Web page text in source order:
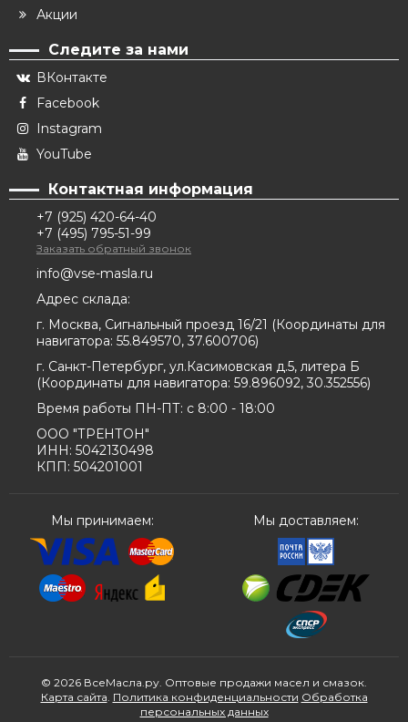
Акции
Следите за нами
ВКонтакте
Facebook
Instagram
YouTube
Контактная информация
+7 (925) 420-64-40
+7 (495) 795-51-99
Заказать обратный звонок
info@vse-masla.ru
Адрес склада:
г. Москва, Сигнальный проезд 16/21 (Координаты для
навигатора: 55.849570, 37.600706)
г. Санкт-Петербург, ул.Касимовская д.5, литера Б
(Координаты для навигатора: 59.896092, 30.352556)
Время работы ПН-ПТ: с 8:00 - 18:00
ООО "ТРЕНТОН"
ИНН: 5042130498
КПП: 504201001
Мы принимаем: Мы доставляем:
© 2026 ВсеМасла.ру. Оптовые продажи масел и смазок.
Карта сайта Политика конфиденциальности Обработка
персональных данных